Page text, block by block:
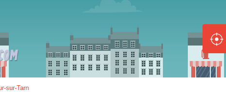
sur-Tarn
:
Disponible Épuisé
98 :